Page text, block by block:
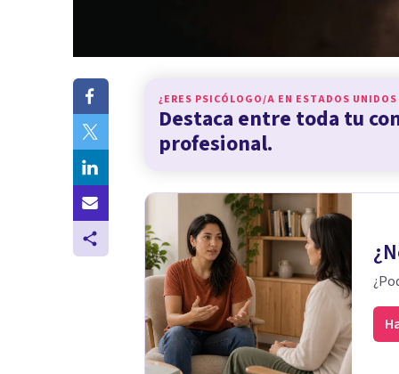
¿ERES PSICÓLOGO/A EN ESTADOS UNIDOS
Destaca entre toda tu
profesional.